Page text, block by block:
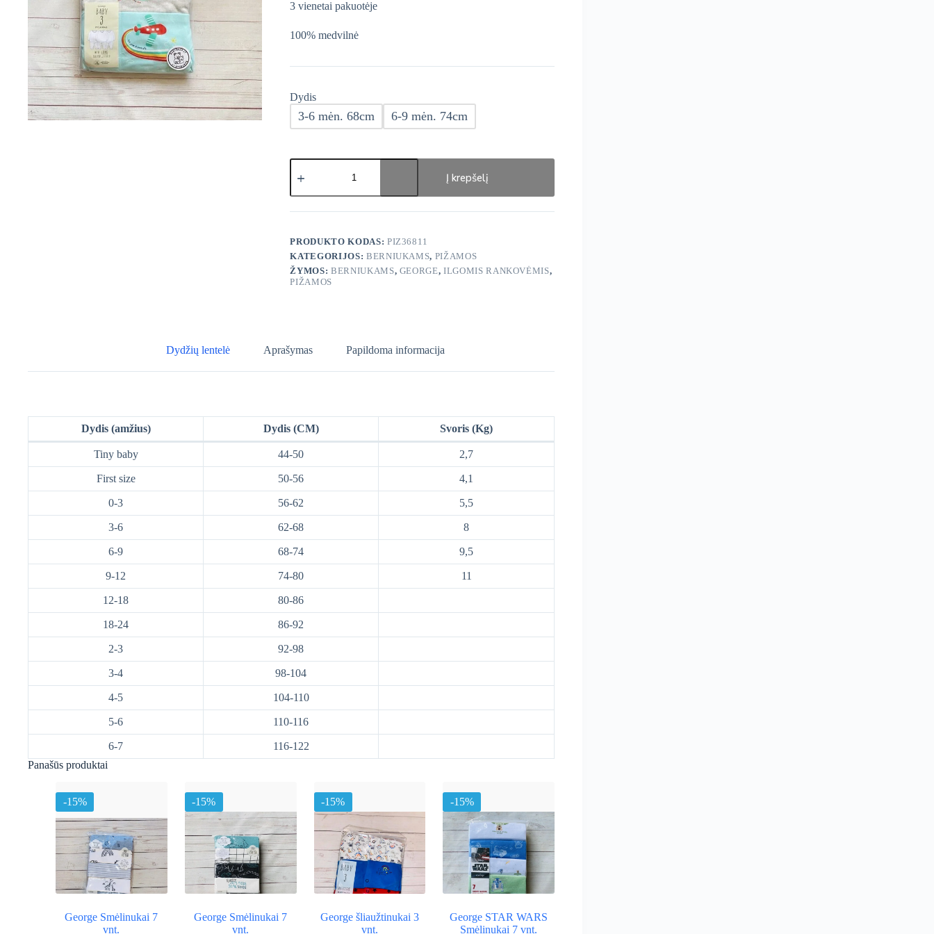
3 vienetai pakuotėje
100% medvilnė
Dydis
3-6 mėn. 68cm 6-9 mėn. 74cm
produkto
kiekis:
pižama
3vnt.
Į krepšelį
PRODUKTO KODAS: PIZ36811
KATEGORIJOS: BERNIUKAMS, PIŽAMOS
ŽYMOS:BERNIUKAMS, GEORGE,ILGOMIS RANKOVĖMIS,
PIŽAMOS
Dydžių lentelė Aprašymas Papildoma informacija
Dydis (amžius) Dydis (CM) Svoris (Kg)
Tiny baby 44-50 2,7
First size 50-56 4,1
0-3 56-62 5,5
3-6 62-68 8
6-9 68-74 9,5
9-12 74-80 11
12-18 80-86
18-24 86-92
2-3 92-98
3-4 98-104
4-5 104-110
5-6 110-116
6-7
116-122
Panašūs produktai
-15%
George Smėlinukai 7
vnt.
-15%
George Smėlinukai 7
vnt.
-15%
George šliaužtinukai 3
vnt.
-15%
George STAR WARS
Smėlinukai 7 vnt.